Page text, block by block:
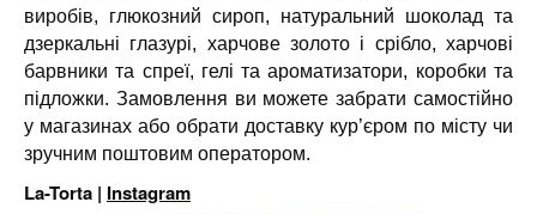
виробів, глюкозний сироп, натуральний шоколад та
дзеркальні глазурі, харчове золото і срібло, харчові
барвники та спреї, гелі та ароматизатори, коробки та
підложки. Замовлення ви можете забрати самостійно
у магазинах або обрати доставку кур’єром по місту чи
зручним поштовим оператором.
La-Torta | Instagram